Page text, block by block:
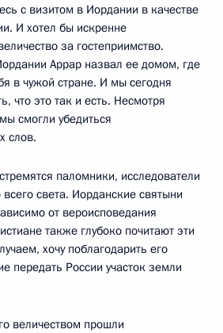
с визитом в Иордании в качестве
И хотел бы искренне
за гостеприимство.
Аррар назвал ее домом, где
в чужой стране. И мы сегодня
что это так и есть. Несмотря
смогли убедиться
слов.
паломники, исследователи
света. Иорданские святыни
от вероисповедания
также глубоко почитают эти
хочу поблагодарить его
передать России участок земли
величеством прошли